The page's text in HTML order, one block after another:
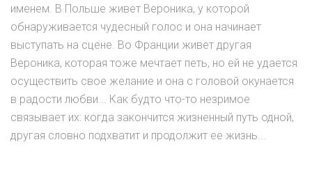
именем. В Польше живет Вероника, у которой
обнаруживается чудесный голос и она начинает
выступать на сцене. Во Франции живет другая
Вероника, которая тоже мечтает петь, но ей не удается
осуществить свое желание и она с головой окунается
в радости любви... Как будто что-то незримое
связывает их: когда закончится жизненный путь одной,
другая словно подхватит и продолжит ее жизнь...